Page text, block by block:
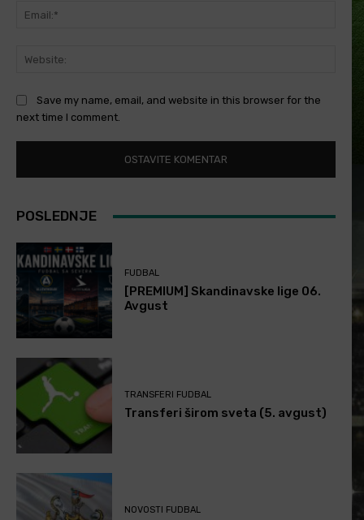
Save my name, email, and website in this browser for the
next time I comment.
POSLEDNJE
FUDBAL
[PREMIUM] Skandinavske lige 06.
Avgust
TRANSFERI FUDBAL
Transferi širom sveta (5. avgust)
NOVOSTI FUDBAL